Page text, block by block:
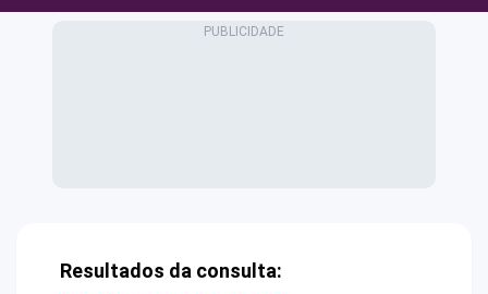
Resultados da consulta: